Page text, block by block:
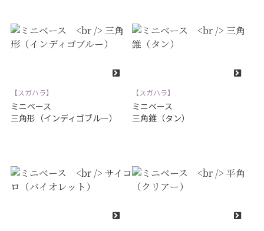
【スガハラ】
ミニベース
三角形（インディゴブルー）
【スガハラ】
ミニベース
三角錐（タン）